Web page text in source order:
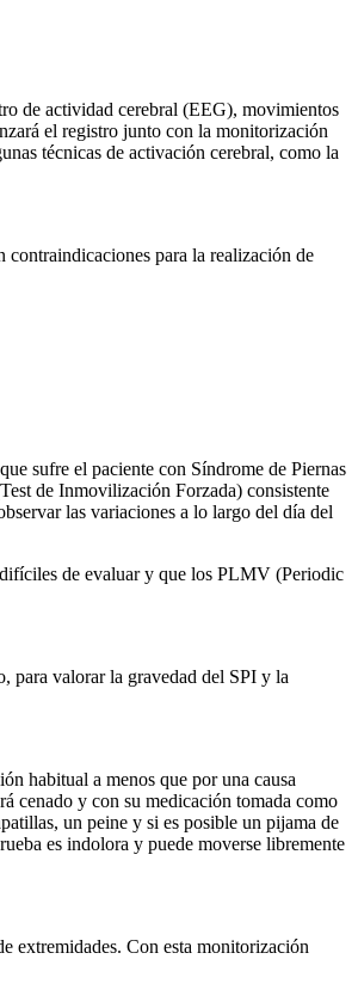
de actividad cerebral (EEG), movimientos
el registro junto con la monitorización
técnicas de activación cerebral, como la
contraindicaciones para la realización de
sufre el paciente con Síndrome de Piernas
de Inmovilización Forzada) consistente
las variaciones a lo largo del día del
de evaluar y que los PLMV (Periodic
para valorar la gravedad del SPI y la
habitual a menos que por una causa
cenado y con su medicación tomada como
un peine y si es posible un pijama de
es indolora y puede moverse libremente
extremidades. Con esta monitorización